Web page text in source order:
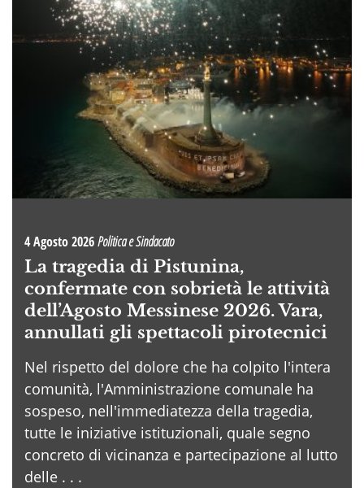
4 Agosto 2026Politica e Sindacato
La tragedia di Pistunina,
confermate con sobrietà le attività
dell’Agosto Messinese 2026. Vara,
annullati gli spettacoli pirotecnici
Nel rispetto del dolore che ha colpito l'intera
comunità, l'Amministrazione comunale ha
sospeso, nell'immediatezza della tragedia,
tutte le iniziative istituzionali, quale segno
concreto di vicinanza e partecipazione al lutto
delle . . .